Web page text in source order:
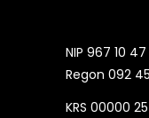
NIP 967 10
Regon 092
KRS 00000